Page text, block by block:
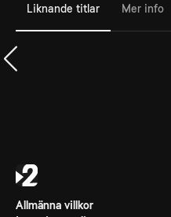
Liknande titlar Mer info
Allmänna villkor